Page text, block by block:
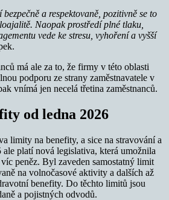
bezpečně a respektovaně, pozitivně se to
Naopak prostředí plné tlaku,
vede ke stresu, vyhoření a vyšší
má ale za to, že firmy v této oblasti
podporu ze strany zaměstnavatele v
vnímá jen necelá třetina zaměstnanců.
od ledna 2026
limity na benefity, a sice na stravování a
platí nová legislativa, která umožnila
peněz. Byl zaveden samostatný limit
na volnočasové aktivity a dalších až
benefity. Do těchto limitů jsou
a pojistných odvodů.